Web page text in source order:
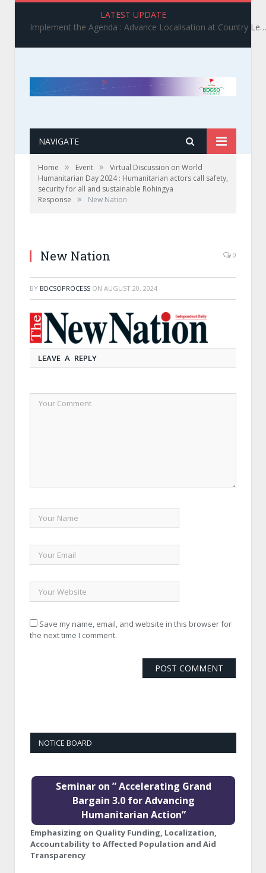
LATEST UPDATE
Implement the Agenda : Advance Localisation at Country Level_ BDCSO COAST 2025 Survey Report Findings on the Grand Bargain 3.0 Implementation
NAVIGATE
Home » Event »
Virtual Discussion on World
Humanitarian Day 2024 : Humanitarian actors call safety,
security for all and sustainable Rohingya
Response
» New Nation
New Nation 0
BY BDCSOPROCESS ON AUGUST 20, 2024
LEAVE A REPLY
Save my name, email, and website in this browser for
the next time I comment.
NOTICE BOARD
Seminar on ” Accelerating Grand
Bargain 3.0 for Advancing
Humanitarian Action”
Emphasizing on Quality Funding, Localization,
Accountability to Affected Population and Aid
Transparency